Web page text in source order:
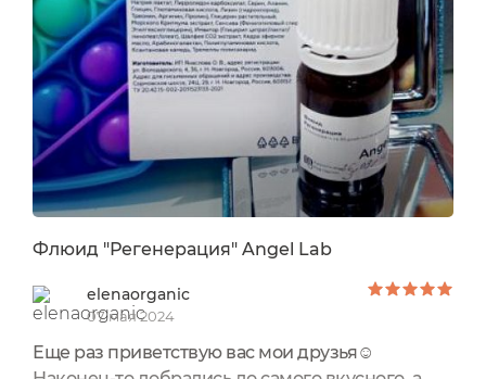
основа образована из воды и гидроколлоидов
(или гелеобразователей). В отличие от второго
вида - Флюидов-эмульсий, в Сыворотках не...
Флюид "Регенерация" Angel Lab
elenaorganic
07 мая 2024
Еще раз приветствую вас мои друзья☺